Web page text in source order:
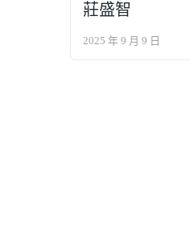
莊盛智
2025 年 9 月 9 日